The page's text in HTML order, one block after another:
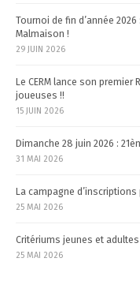
t
i
o
n
Tournoi de fin d’année
Malmaison !
29 JUIN 2026
Le CERM lance son premier
joueuses !!
15 JUIN 2026
Dimanche 28 juin 2026 :
31 MAI 2026
La campagne
25 MAI 2026
Critériums jeunes et
25 MAI 2026